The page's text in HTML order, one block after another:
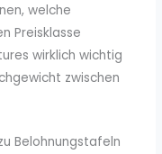
welche
Preisklasse
wirklich wichtig
zwischen
Belohnungstafeln